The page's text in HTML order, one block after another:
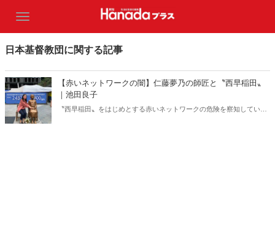
日本基督教団に関する記事
【赤いネットワークの闇】仁藤夢乃の師匠と〝西早稲田〟
｜池田良子
〝西早稲田〟をはじめとする赤いネットワークの危険を察知していた